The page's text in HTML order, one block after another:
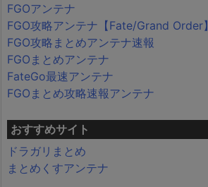
FGOアンテナ
FGO攻略アンテナ【Fate/Grand Order】
FGO攻略まとめアンテナ速報
FGOまとめアンテナ
FateGo最速アンテナ
FGOまとめ攻略速報アンテナ
おすすめサイト
ドラガリまとめ
まとめくすアンテナ